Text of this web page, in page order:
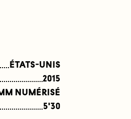
ÉTATS-UNIS
2015
NUMÉRISÉ
5'30